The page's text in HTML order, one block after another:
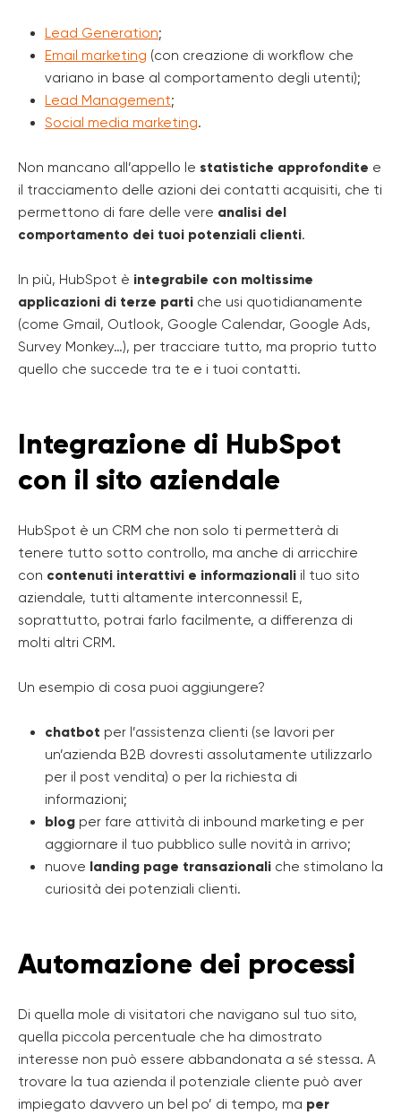
Lead Generation;
Email marketing (con creazione di workflow che
variano in base al comportamento degli utenti);
Lead Management;
Social media marketing.
Non mancano all’appello le statistiche approfondite e
il tracciamento delle azioni dei contatti acquisiti, che ti
permettono di fare delle vere analisi del
comportamento dei tuoi potenziali clienti.
In più, HubSpot è integrabile con moltissime
applicazioni di terze parti che usi quotidianamente
(come Gmail, Outlook, Google Calendar, Google Ads,
Survey Monkey…), per tracciare tutto, ma proprio tutto
quello che succede tra te e i tuoi contatti.
Integrazione di HubSpot
con il sito aziendale
HubSpot è un CRM che non solo ti permetterà di
tenere tutto sotto controllo, ma anche di arricchire
con contenuti interattivi e informazionali il tuo sito
aziendale, tutti altamente interconnessi! E,
soprattutto, potrai farlo facilmente, a differenza di
molti altri CRM.
Un esempio di cosa puoi aggiungere?
chatbot per l’assistenza clienti (se lavori per
un’azienda B2B dovresti assolutamente utilizzarlo
per il post vendita) o per la richiesta di
informazioni;
blog per fare attività di inbound marketing e per
aggiornare il tuo pubblico sulle novità in arrivo;
nuove landing page transazionali che stimolano la
curiosità dei potenziali clienti.
Automazione dei processi
Di quella mole di visitatori che navigano sul tuo sito,
quella piccola percentuale che ha dimostrato
interesse non può essere abbandonata a sé stessa. A
trovare la tua azienda il potenziale cliente può aver
impiegato davvero un bel po’ di tempo, ma per